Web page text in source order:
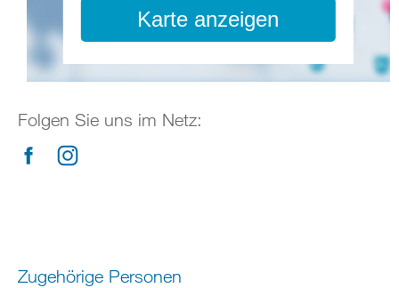
Karte anzeigen
Folgen Sie uns im Netz:
facebookinstagram
Zugehörige Personen